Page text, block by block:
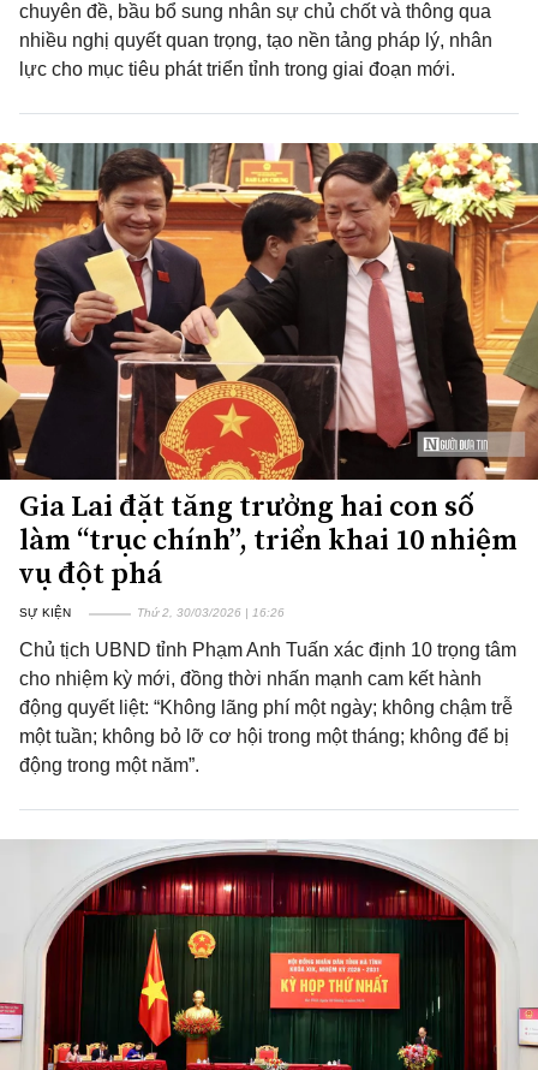
chuyên đề, bầu bổ sung nhân sự chủ chốt và thông qua
nhiều nghị quyết quan trọng, tạo nền tảng pháp lý, nhân
lực cho mục tiêu phát triển tỉnh trong giai đoạn mới.
Gia Lai đặt tăng trưởng hai con số
làm “trục chính”, triển khai 10 nhiệm
vụ đột phá
SỰ KIỆN Thứ 2, 30/03/2026 | 16:26
Chủ tịch UBND tỉnh Phạm Anh Tuấn xác định 10 trọng tâm
cho nhiệm kỳ mới, đồng thời nhấn mạnh cam kết hành
động quyết liệt: “Không lãng phí một ngày; không chậm trễ
một tuần; không bỏ lỡ cơ hội trong một tháng; không để bị
động trong một năm”.